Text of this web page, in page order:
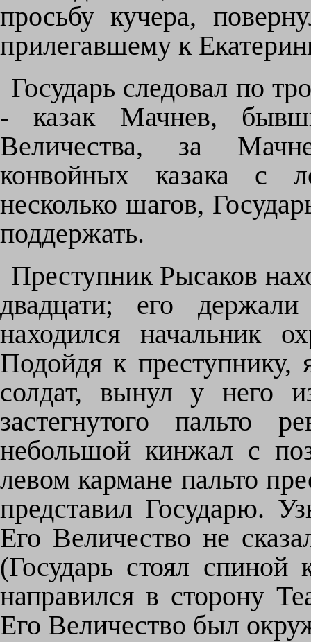
просьбу кучера,
прилегавшему к
Государь следовал по
- казак Мачнев,
Величества, за
конвойных казака с
несколько шагов,
поддержать.
Преступник Рысаков
двадцати; его
находился начальник
Подойдя к
солдат, вынул у него
застегнутого пальто
небольшой кинжал с
левом кармане пальто
представил Государю.
Его Величество не
(Государь стоял
направился в сторону
Его Величество был